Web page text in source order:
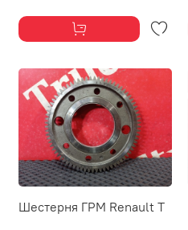
Шестерня ГРМ Renault T